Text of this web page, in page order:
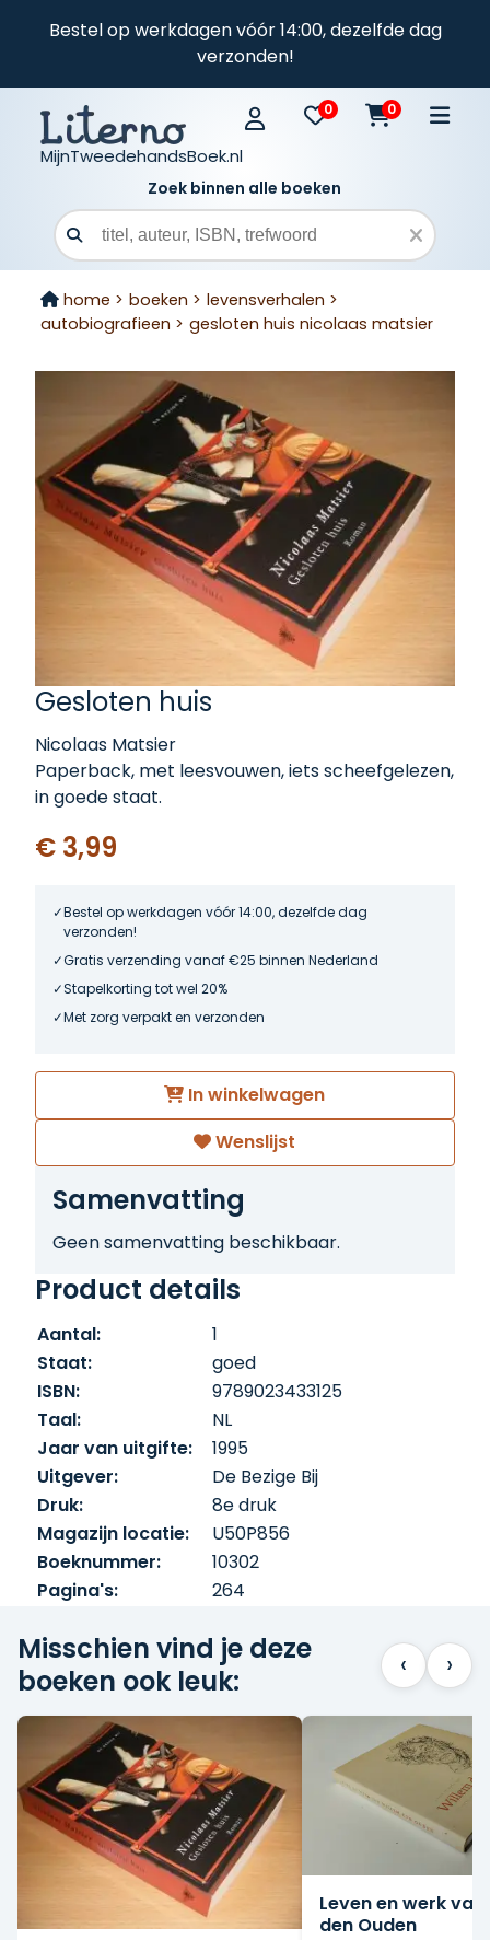
Bestel op werkdagen vóór 14:00, dezelfde dag
verzonden!
MijnTweedehandsBoek.nl
0 0
Zoek binnen alle boeken
Zoekveld
home > boeken > levensverhalen >
autobiografieen > gesloten huis nicolaas matsier
Gesloten huis
Nicolaas Matsier
Paperback, met leesvouwen, iets scheefgelezen,
in goede staat.
€ 3,99
Bestel op werkdagen vóór 14:00, dezelfde dag
verzonden!
Gratis verzending vanaf €25 binnen Nederland
Stapelkorting tot wel 20%
Met zorg verpakt en verzonden
In winkelwagen
Wenslijst
Samenvatting
Geen samenvatting beschikbaar.
Product details
Aantal:
1
Staat:
goed
ISBN:
9789023433125
Taal:
NL
Jaar van uitgifte:
1995
Uitgever:
De Bezige Bij
Druk:
8e druk
Magazijn locatie:
U50P856
Boeknummer:
10302
Pagina's:
264
Misschien vind je deze
boeken ook leuk:
‹ ›
Leven en werk van
den Ouden